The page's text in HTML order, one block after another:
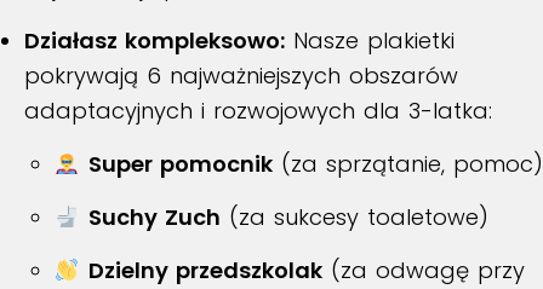
Działasz kompleksowo: Nasze plakietki
pokrywają 6 najważniejszych obszarów
adaptacyjnych i rozwojowych dla 3-latka:
Super pomocnik(za sprzątanie, pomoc)
Suchy Zuch (za sukcesy toaletowe)
Dzielny przedszkolak(za odwagę przy